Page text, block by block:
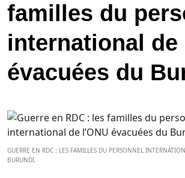
familles du
international de
évacuées du
GUERRE EN RDC : LES FAMILLES DU PERSONNEL
BURUNDI.